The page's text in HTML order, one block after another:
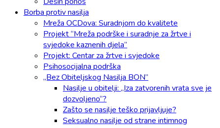
Borba protiv nasilja
Mreža OCDova: Suradnjom do kvalitete
Projekt “Mreža podrške i suradnje za žrtve i
svjedoke kaznenih djela”
Projekt: Centar za žrtve i svjedoke
Psihosocijalna podrška
„Bez Obiteljskog Nasilja BON”
Nasilje u obitelji: „Iza zatvorenih vrata sve je
dozvoljeno“?
Zašto se nasilje teško prijavljuje?
Seksualno nasilje od strane intimnog